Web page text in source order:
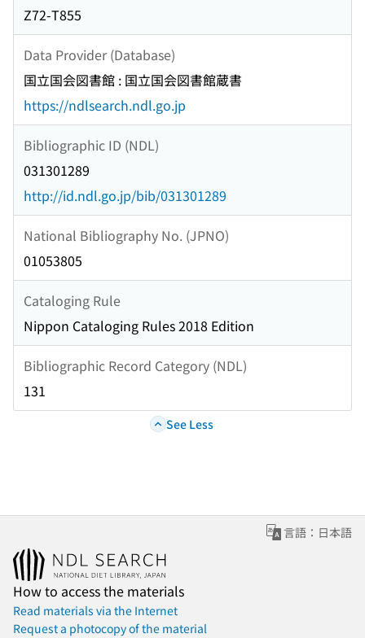
Z72-T855
Data Provider (Database)
国立国会図書館 : 国立国会図書館蔵書
https://ndlsearch.ndl.go.jp
Bibliographic ID (NDL)
031301289
http://id.ndl.go.jp/bib/031301289
National Bibliography No. (JPNO)
01053805
Cataloging Rule
Nippon Cataloging Rules 2018 Edition
Bibliographic Record Category (NDL)
131
See Less
言語：日本語
How to access the materials
Read materials via the Internet
Request a photocopy of the material